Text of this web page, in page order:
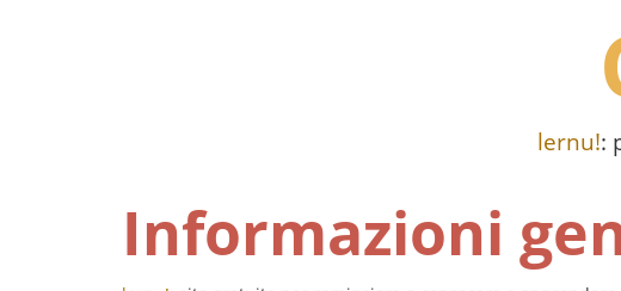
lernu!:
Informazioni